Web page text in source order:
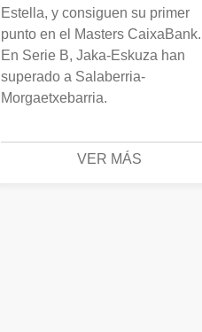
Estella, y consiguen su primer
punto en el Masters CaixaBank.
En Serie B, Jaka-Eskuza han
superado a Salaberria-
Morgaetxebarria.
VER MÁS